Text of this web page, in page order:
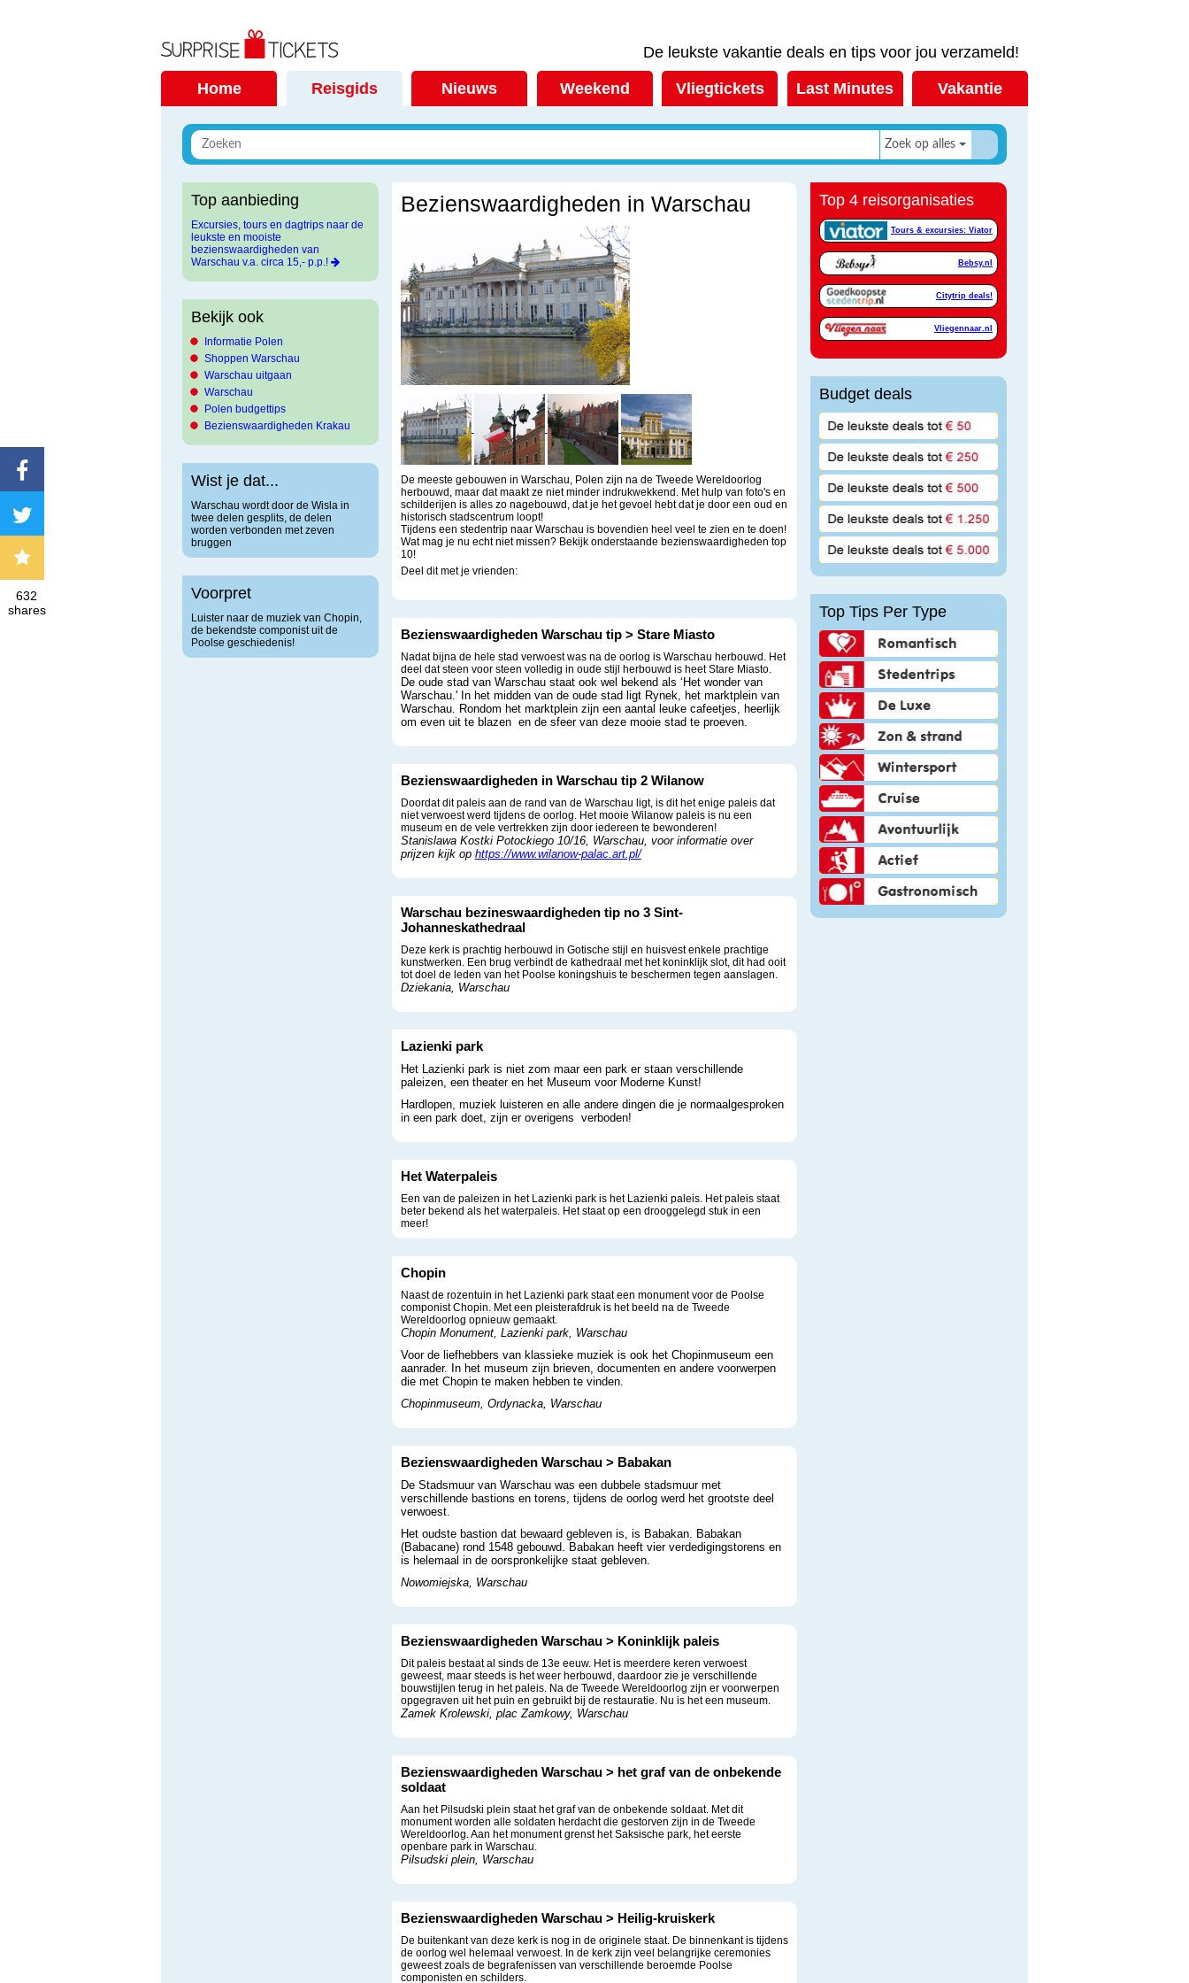
De leukste vakantie deals en tips voor jou verzameld!
Home Reisgids Nieuws Weekend Vliegtickets Last Minutes Vakantie
Zoek op alles
Top aanbieding
Excursies, tours en dagtrips naar de
leukste en mooiste
bezienswaardigheden van
Warschau v.a. circa 15,- p.p.!
Bekijk ook
Informatie Polen
Shoppen Warschau
Warschau uitgaan
Warschau
Polen budgettips
Bezienswaardigheden Krakau
Wist je dat...
Warschau wordt door de Wisla in
twee delen gesplits, de delen
worden verbonden met zeven
bruggen
Voorpret
Luister naar de muziek van Chopin,
de bekendste componist uit de
Poolse geschiedenis!
Bezienswaardigheden in Warschau
De meeste gebouwen in Warschau, Polen zijn na de Tweede Wereldoorlog
herbouwd, maar dat maakt ze niet minder indrukwekkend. Met hulp van foto's en
schilderijen is alles zo nagebouwd, dat je het gevoel hebt dat je door een oud en
historisch stadscentrum loopt!
Tijdens een stedentrip naar Warschau is bovendien heel veel te zien en te doen!
Wat mag je nu echt niet missen? Bekijk onderstaande bezienswaardigheden top
10!
Deel dit met je vrienden:
Bezienswaardigheden Warschau tip > Stare Miasto
Nadat bijna de hele stad verwoest was na de oorlog is Warschau herbouwd. Het
deel dat steen voor steen volledig in oude stijl herbouwd is heet Stare Miasto.
De oude stad van Warschau staat ook wel bekend als ‘Het wonder van
Warschau.' In het midden van de oude stad ligt Rynek, het marktplein van
Warschau. Rondom het marktplein zijn een aantal leuke cafeetjes, heerlijk
om even uit te blazen en de sfeer van deze mooie stad te proeven.
Bezienswaardigheden in Warschau tip 2 Wilanow
Doordat dit paleis aan de rand van de Warschau ligt, is dit het enige paleis dat
niet verwoest werd tijdens de oorlog. Het mooie Wilanow paleis is nu een
museum en de vele vertrekken zijn door iedereen te bewonderen!
Stanislawa Kostki Potockiego 10/16, Warschau, voor informatie over
prijzen kijk op https://www.wilanow-palac.art.pl/
Warschau bezineswaardigheden tip no 3 Sint-
Johanneskathedraal
Deze kerk is prachtig herbouwd in Gotische stijl en huisvest enkele prachtige
kunstwerken. Een brug verbindt de kathedraal met het koninklijk slot, dit had ooit
tot doel de leden van het Poolse koningshuis te beschermen tegen aanslagen.
Dziekania, Warschau
Lazienki park
Het Lazienki park is niet zom maar een park er staan verschillende
paleizen, een theater en het Museum voor Moderne Kunst!
Hardlopen, muziek luisteren en alle andere dingen die je normaalgesproken
in een park doet, zijn er overigens verboden!
Het Waterpaleis
Een van de paleizen in het Lazienki park is het Lazienki paleis. Het paleis staat
beter bekend als het waterpaleis. Het staat op een drooggelegd stuk in een
meer!
Chopin
Naast de rozentuin in het Lazienki park staat een monument voor de Poolse
componist Chopin. Met een pleisterafdruk is het beeld na de Tweede
Wereldoorlog opnieuw gemaakt.
Chopin Monument, Lazienki park, Warschau
Voor de liefhebbers van klassieke muziek is ook het Chopinmuseum een
aanrader. In het museum zijn brieven, documenten en andere voorwerpen
die met Chopin te maken hebben te vinden.
Chopinmuseum, Ordynacka, Warschau
Bezienswaardigheden Warschau > Babakan
De Stadsmuur van Warschau was een dubbele stadsmuur met
verschillende bastions en torens, tijdens de oorlog werd het grootste deel
verwoest.
Het oudste bastion dat bewaard gebleven is, is Babakan. Babakan
(Babacane) rond 1548 gebouwd. Babakan heeft vier verdedigingstorens en
is helemaal in de oorspronkelijke staat gebleven.
Nowomiejska, Warschau
Bezienswaardigheden Warschau > Koninklijk paleis
Dit paleis bestaat al sinds de 13e eeuw. Het is meerdere keren verwoest
geweest, maar steeds is het weer herbouwd, daardoor zie je verschillende
bouwstijlen terug in het paleis. Na de Tweede Wereldoorlog zijn er voorwerpen
opgegraven uit het puin en gebruikt bij de restauratie. Nu is het een museum.
Zamek Krolewski, plac Zamkowy, Warschau
Bezienswaardigheden Warschau > het graf van de onbekende
soldaat
Aan het Pilsudski plein staat het graf van de onbekende soldaat. Met dit
monument worden alle soldaten herdacht die gestorven zijn in de Tweede
Wereldoorlog. Aan het monument grenst het Saksische park, het eerste
openbare park in Warschau.
Pilsudski plein, Warschau
Bezienswaardigheden Warschau > Heilig-kruiskerk
De buitenkant van deze kerk is nog in de originele staat. De binnenkant is tijdens
de oorlog wel helemaal verwoest. In de kerk zijn veel belangrijke ceremonies
geweest zoals de begrafenissen van verschillende beroemde Poolse
componisten en schilders.
Top 4 reisorganisaties
Tours & excursies: Viator
Bebsy.nl
Citytrip deals!
Vliegennaar.nl
Budget deals
Top Tips Per Type
632
shares